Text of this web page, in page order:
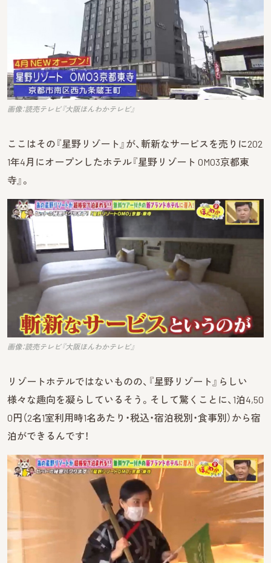
画像：読売テレビ『大阪ほんわかテレビ』
ここはその『星野リゾート』が、斬新なサービスを売りに202
1年4月にオープンしたホテル『星野リゾート OMO3京都東
寺』。
画像：読売テレビ『大阪ほんわかテレビ』
リゾートホテルではないものの、『星野リゾート』らしい
様々な趣向を凝らしているそう。そして驚くことに、1泊4,50
0円（2名1室利用時1名あたり・税込・宿泊税別・食事別）から宿
泊ができるんです！